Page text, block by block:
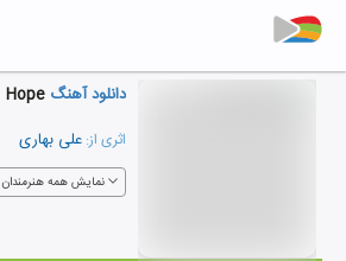
دانلود آهنگ Hope
اثری از: علی بهاری
نمایش همه هنرمندان